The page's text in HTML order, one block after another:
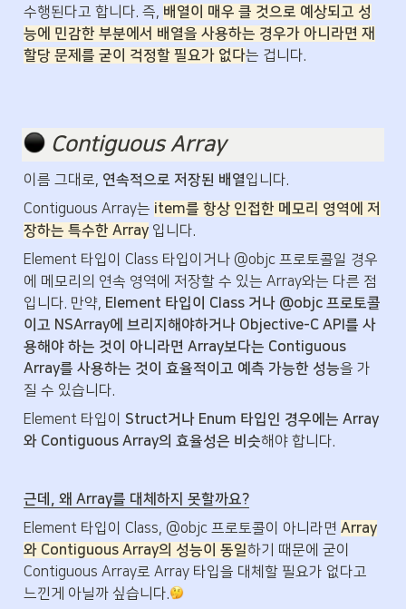
수행된다고 합니다. 즉, 배열이 매우 클 것으로 예상되고 성
능에 민감한 부분에서 배열을 사용하는 경우가 아니라면 재
할당 문제를 굳이 걱정할 필요가 없다는 겁니다.
Contiguous Array
이름 그대로, 연속적으로 저장된 배열입니다.
Contiguous Array는 item를 항상 인접한 메모리 영역에 저
장하는 특수한 Array 입니다.
Element 타입이 Class 타입이거나 @objc 프로토콜일 경우
에 메모리의 연속 영역에 저장할 수 있는 Array와는 다른 점
입니다. 만약, Element 타입이 Class 거나 @objc 프로토콜
이고 NSArray에 브리지해야하거나 Objective-C API를 사
용해야 하는 것이 아니라면 Array보다는 Contiguous
Array를 사용하는 것이 효율적이고 예측 가능한 성능을 가
질 수 있습니다.
Element 타입이 Struct거나 Enum 타입인 경우에는 Array
와 Contiguous Array의 효율성은 비슷해야 합니다.
근데, 왜 Array를 대체하지 못할까요?
Element 타입이 Class, @objc 프로토콜이 아니라면 Array
와 Contiguous Array의 성능이 동일하기 때문에 굳이
Contiguous Array로 Array 타입을 대체할 필요가 없다고
느낀게 아닐까 싶습니다.